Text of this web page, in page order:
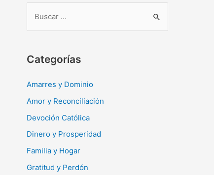
c
r
Categorías
Amarres y Dominio
Amor y Reconciliación
Devoción Católica
Dinero y Prosperidad
Familia y Hogar
Gratitud y Perdón